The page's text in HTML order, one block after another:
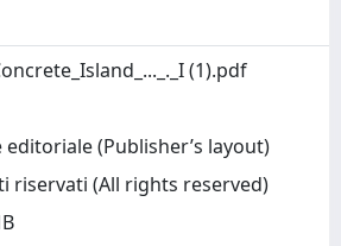
(1).pdf
(Publisher’s layout)
riservati (All rights reserved)